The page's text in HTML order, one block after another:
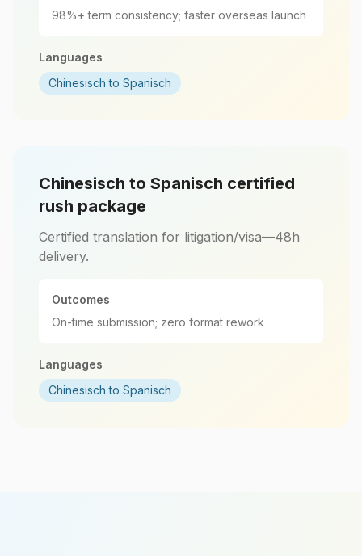
98%+ term consistency; faster overseas launch
Languages
Chinesisch to Spanisch
Chinesisch to Spanisch certified
rush package
Certified translation for litigation/visa—48h
delivery.
Outcomes
On-time submission; zero format rework
Languages
Chinesisch to Spanisch